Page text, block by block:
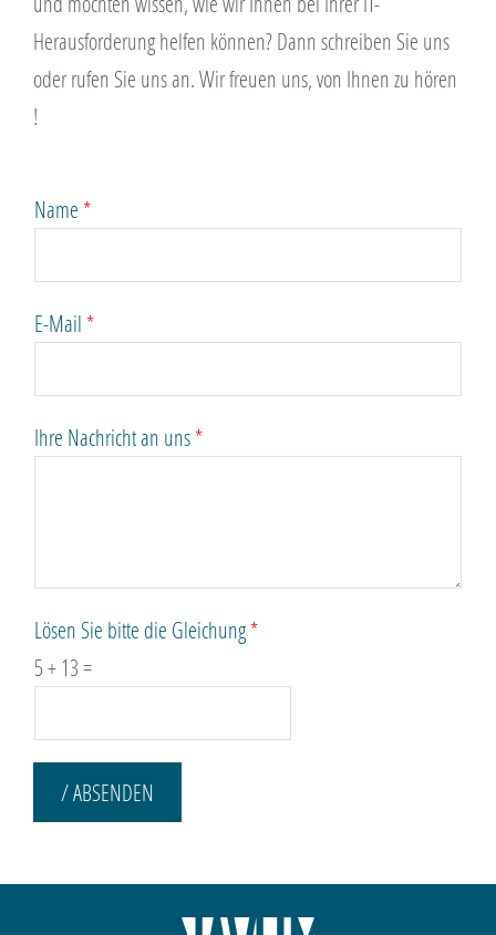
Herausforderung helfen können? Dann schreiben Sie uns
oder rufen Sie uns an. Wir freuen uns, von Ihnen zu hören
!
Name *
E-Mail *
Ihre Nachricht an uns*
Lösen Sie bitte die Gleichung*
5+13=
/ ABSENDEN